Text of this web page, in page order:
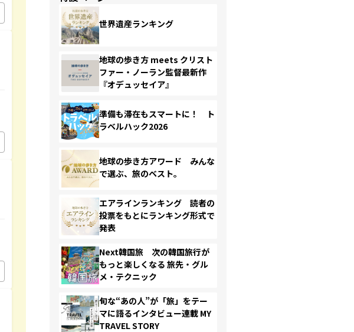
世界遺産ランキング
地球の歩き方 meets クリスト
ファー・ノーラン監督最新作
『オデュッセイア』
準備も滞在もスマートに！ ト
ラベルハック2026
地球の歩き方アワード みんな
で選ぶ、旅のベスト。
エアラインランキング 読者の
投票をもとにランキング形式で
発表
Next韓国旅 次の韓国旅行が
もっと楽しくなる 旅先・グル
メ・テクニック
旬な“あの人”が「旅」をテー
マに語るインタビュー連載 MY
TRAVEL STORY